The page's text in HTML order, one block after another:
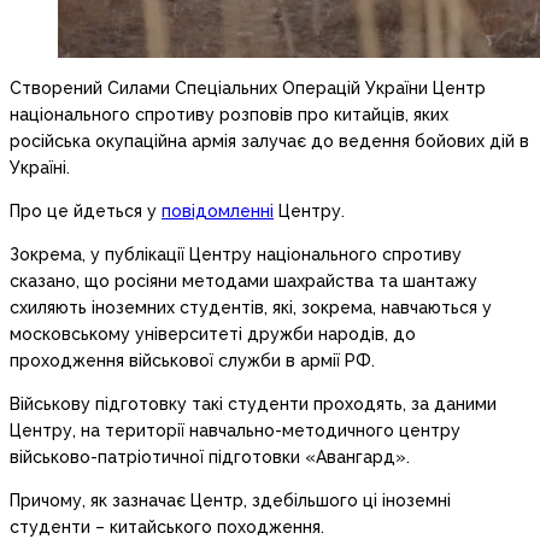
Створений Силами Спеціальних Операцій України Центр
національного спротиву розповів про китайців, яких
російська окупаційна армія залучає до ведення бойових дій в
Україні.
Про це йдеться у повідомленні Центру.
Зокрема, у публікації Центру національного спротиву
сказано, що росіяни методами шахрайства та шантажу
схиляють іноземних студентів, які, зокрема, навчаються у
московському університеті дружби народів, до
проходження військової служби в армії РФ.
Військову підготовку такі студенти проходять, за даними
Центру, на території навчально-методичного центру
військово-патріотичної підготовки «Авангард».
Причому, як зазначає Центр, здебільшого ці іноземні
студенти – китайського походження.